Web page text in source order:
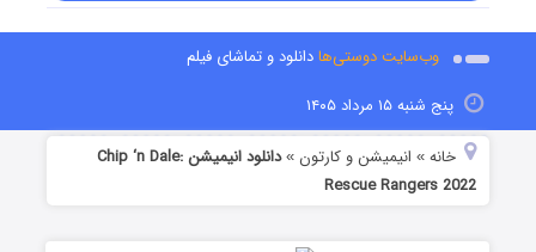
وب‌سایت دوستی‌هادانلود و تماشای فیلم
پنج شنبه ۱۵ مرداد ۱۴۰۵
خانه » انیمیشن و کارتون »
دانلود انیمیشن Chip ‘n Dale:
Rescue Rangers 2022